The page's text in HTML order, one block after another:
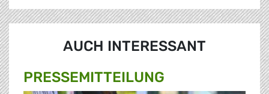
AUCH INTERESSANT
PRESSE­MITTEILUNG